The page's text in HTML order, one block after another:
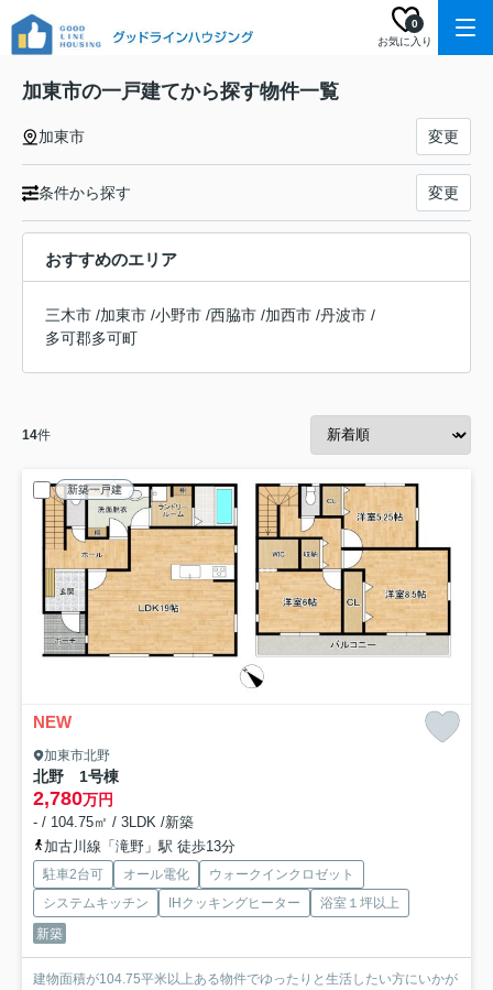
お気に入り
0
加東市の一戸建てから探す物件一覧
加東市 変更
条件から探す 変更
おすすめのエリア
三木市 /加東市 /小野市 /西脇市 /加西市 /丹波市 /
多可郡多可町
14件
新築一戸建
NEW
加東市北野
北野 1号棟
2,780万円
- / 104.75㎡ / 3LDK /新築
加古川線「滝野」駅 徒歩13分
駐車2台可 オール電化
ウォークインクロゼット
システムキッチン
IHクッキングヒーター
浴室１坪以上
新築
建物面積が104.75平米以上ある物件でゆったりと生活したい方にいかが